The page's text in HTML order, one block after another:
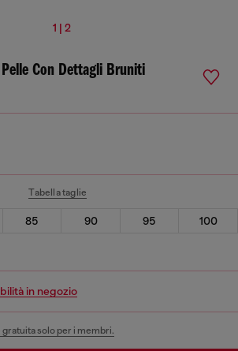
1 | 2
Con Dettagli Bruniti
Tabella taglie
85 90 95
100
in negozio
solo per i membri.